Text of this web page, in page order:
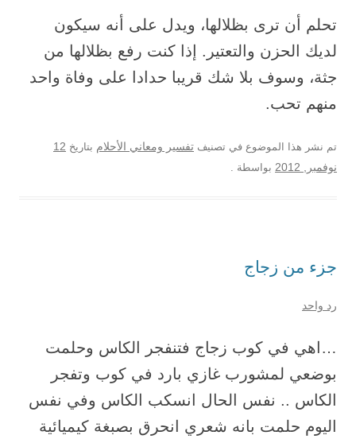
تحلم أن ترى بظلالها، ويدل على أنه سيكون
لديك الحزن والتعتير. إذا كنت رفع بظلالها من
جثة، وسوف بلا شك قريبا حدادا على وفاة واحد
منهم تحب.
تم نشر هذا الموضوع في تصنيف تفسير ومعاني الأحلام بتاريخ 12
نوفمبر, 2012
بواسطة .
جزء من زجاج
رد واحد
…اهي في كوب زجاج فتنفجر الكاس وحلمت
بوضعي لمشورب غازي بارد في كوب وتفجر
الكاس .. نفس الحال انسكب الكاس وفي نفس
اليوم حلمت بانه شعري انحرق بصبغة كيميائية